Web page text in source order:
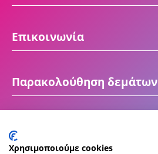
Επικοινωνία
Παρακολούθηση δεμάτων
Χρησιμοποιούμε cookies